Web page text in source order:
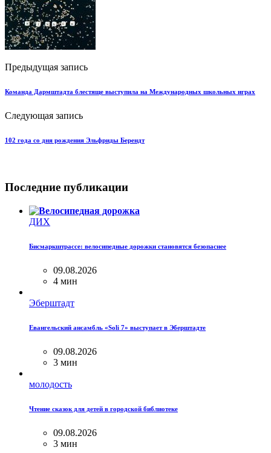
Предыдущая запись
Команда Дармштадта блестяще выступила на Международных школьных играх
Следующая запись
102 года со дня рождения Эльфриды Берендт
Последние публикации
ДИХ
Бисмаркштрассе: велосипедные дорожки становятся безопаснее
09.08.2026
4 мин
Эберштадт
Евангельский ансамбль «Soli 7» выступает в Эберштадте
09.08.2026
3 мин
молодость
Чтение сказок для детей в городской библиотеке
09.08.2026
3 мин